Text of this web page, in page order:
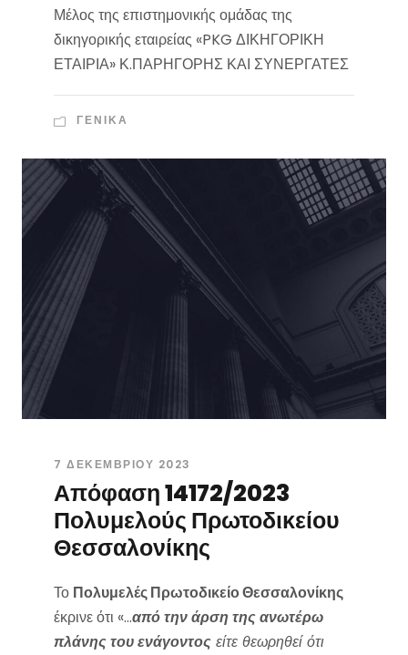
Μέλος της επιστημονικής ομάδας της
δικηγορικής εταιρείας «PKG ΔΙΚΗΓΟΡΙΚΗ
ΕΤΑΙΡΙΑ» Κ.ΠΑΡΗΓΟΡΗΣ ΚΑΙ ΣΥΝΕΡΓΑΤΕΣ
ΓΕΝΙΚΑ
7 ΔΕΚΕΜΒΡΊΟΥ 2023
Απόφαση 14172/2023
Πολυμελούς Πρωτοδικείου
Θεσσαλονίκης
Το Πολυμελές Πρωτοδικείο Θεσσαλονίκης
έκρινε ότι «…από την άρση της ανωτέρω
πλάνης του ενάγοντος είτε θεωρηθεί ότι